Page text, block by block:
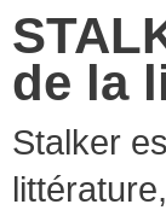
de la
Stalker